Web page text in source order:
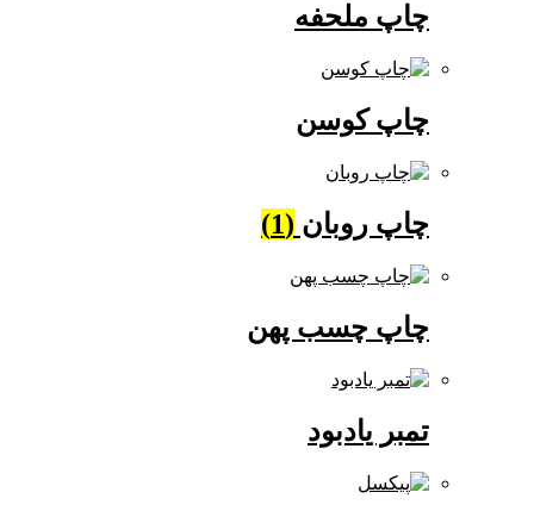
چاپ ملحفه
چاپ کوسن
چاپ روبان(1)
چاپ چسب پهن
تمبر یادبود